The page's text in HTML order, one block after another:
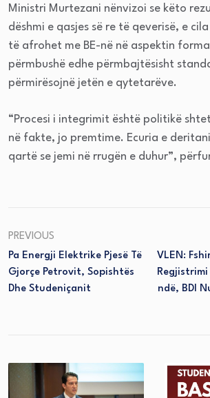
Ministri Murtezani nënvizoi se këto
dëshmi e qasjes së re të qeverisë, e
të afrohet me BE-në në aspektin
përmbushë edhe përmbajtësisht
përmirësojnë jetën e qytetarëve.
“Procesi i integrimit është politikë
në fakte, jo premtime. Ecuria e
qartë se jemi në rrugën e duhur”,
PREVIOUS
Pa Energji Elektrike Pjesë Të
Gjorçe Petrovit, Sopishtës
Dhe Studeniçanit
VLEN:
Ndë, BDI